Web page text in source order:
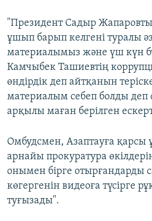
"Президент Садыр
ұшып барып келгені туралы
материалымыз және үш күн
Камчыбек Ташиевтің
өндірдік деп айтқанын
материалым себеп болды деп
арқылы маған берілген
Омбудсмен, Азаптауға қарсы
арнайы прокуратура
онымен бірге отырғандарды
көгергенін видеоға түсірге
туғызады".